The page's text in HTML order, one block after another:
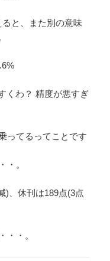
と、また別の意味
くわ？ 精度が悪すぎ
ってるってことです
・。
)、休刊は189点(3点
・・。